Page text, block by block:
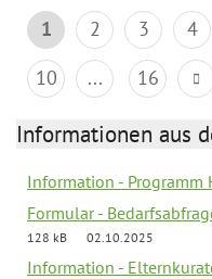
1 2 3 4
10
... 16
Informationen aus
Information - Programm
Formular -
128 kB
02.10.2025
Information -